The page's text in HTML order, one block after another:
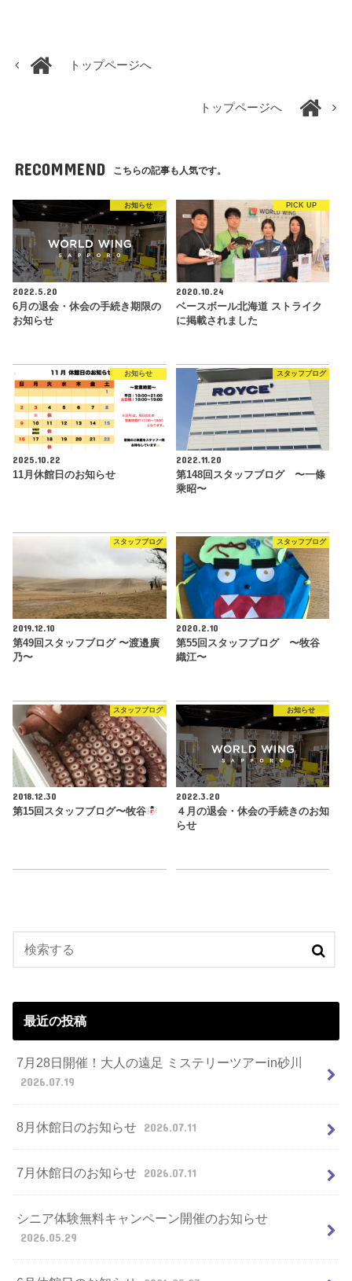
トップページへ
トップページへ
RECOMMEND こちらの記事も人気です。
お知らせ
2022.5.20
6月の退会・休会の手続き期限の
お知らせ
PICK UP
2020.10.24
ベースボール北海道 ストライク
に掲載されました
お知らせ
2025.10.22
11月休館日のお知らせ
スタッフブログ
2022.11.20
第148回スタッフブログ 〜一條
乘昭〜
スタッフブログ
2019.12.10
第49回スタッフブログ 〜渡邉廣
乃〜
スタッフブログ
2020.2.10
第55回スタッフブログ 〜牧谷
織江〜
スタッフブログ
2018.12.30
第15回スタッフブログ〜牧谷
お知らせ
2022.3.20
４月の退会・休会の手続きのお知
らせ
最近の投稿
7月28日開催！大人の遠足 ミステリーツアーin砂川
2026.07.19
8月休館日のお知らせ 2026.07.11
7月休館日のお知らせ 2026.07.11
シニア体験無料キャンペーン開催のお知らせ
2026.05.29